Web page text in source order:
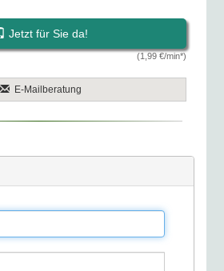
Jetzt für Sie da!
(1,99 €/min*)
E-Mailberatung